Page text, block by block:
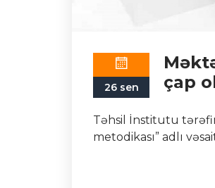
26 sen
çap
Təhsil İnstitutu
metodikası” adlı